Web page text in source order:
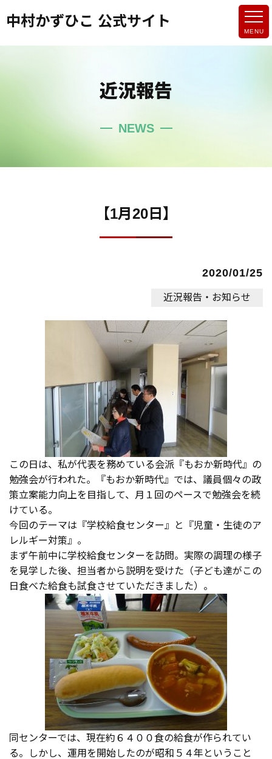
中村かずひこ 公式サイト
近況報告
NEWS
【1月20日】
2020/01/25
近況報告・お知らせ
この日は、私が代表を務めている会派『もおか新時代』の
勉強会が行われた。『もおか新時代』では、議員個々の政
策立案能力向上を目指して、月１回のペースで勉強会を続
けている。
今回のテーマは『学校給食センター』と『児童・生徒のア
レルギー対策』。
まず午前中に学校給食センターを訪問。実際の調理の様子
を見学した後、担当者から説明を受けた（子ども達がこの
日食べた給食も試食させていただきました）。
同センターでは、現在約６４００食の給食が作られてい
る。しかし、運用を開始したのが昭和５４年ということ